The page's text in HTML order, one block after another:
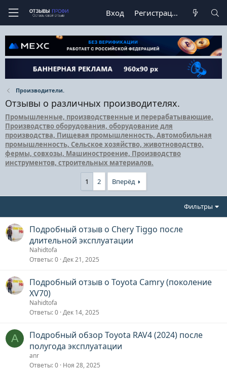
Вход Регистрация
Производители.
Отзывы о различных производителях.
Промышленные, производственные и перерабатывающие,
Производство оборудования, оборудование для
производства, Пищевая промышленность, Автомобильная
промышленность, Сельское хозяйство, животноводство,
фермы, совхозы, Машиностроение, Производство
инструментов, строительных материалов.
1 2 Вперёд
Фильтры
Подробный отзыв о Chery Tiggo после
длительной эксплуатации
Nahidtofa
Ответы 0 Дек 21, 2025
Подробный отзыв о Toyota Camry (поколение
XV70)
Nahidtofa
Ответы 0 Дек 14, 2025
A
Подробный обзор Toyota RAV4 (2024) после
полугода эксплуатации
anr
Ответы 0 Ноя 28, 2025